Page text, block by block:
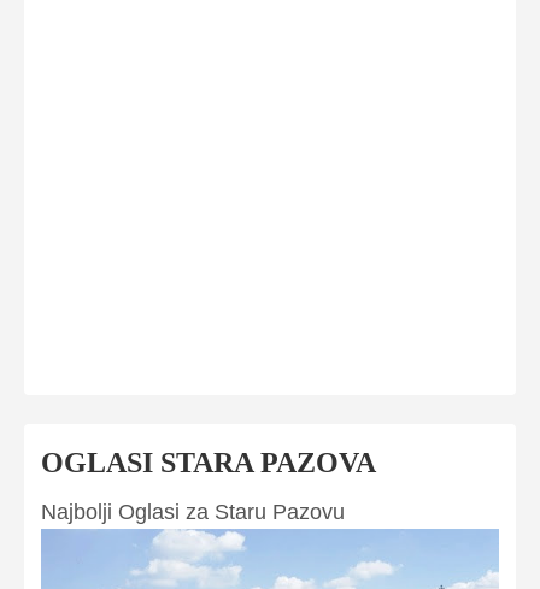
OGLASI STARA PAZOVA
Najbolji Oglasi za Staru Pazovu